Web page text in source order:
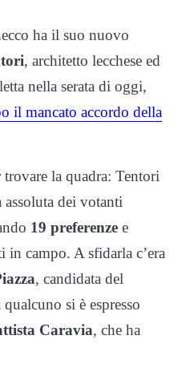
ha il suo nuovo
, architetto lecchese ed
nella serata di oggi,
il mancato accordo della
trovare la quadra: Tentori
dei votanti
19 preferenze e
campo. A sfidarla c’era
, candidata del
si è espresso
Caravia, che ha